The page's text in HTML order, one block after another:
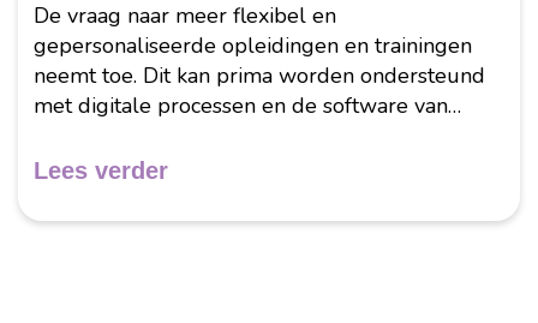
De vraag naar meer flexibel en
gepersonaliseerde opleidingen en trainingen
neemt toe. Dit kan prima worden ondersteund
met digitale processen en de software van
mogelijkheden kan alleen als het fundament
Lees verder